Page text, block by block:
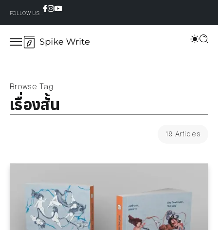
FOLLOW US :
Browse Tag
เรื่องสั้น
19 Articles